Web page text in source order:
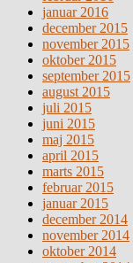
januar 2016
december 2015
november 2015
oktober 2015
september 2015
august 2015
juli 2015
juni 2015
maj 2015
april 2015
marts 2015
februar 2015
januar 2015
december 2014
november 2014
oktober 2014